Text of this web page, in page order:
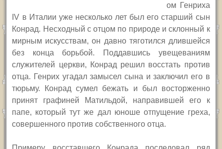
ом Генриха
IV в Италии уже несколько лет был его старший сын
Конрад. Несходный с отцом по природе и склонный к
мирным искусствам, он давно тяготился длившейся
без конца борьбой. Поддавшись увещеваниям
служителей церкви, Конрад решил восстать против
отца. Генрих угадал замысел сына и заключил его в
тюрьму. Конрад сумел бежать и был восторженно
принят графиней Матильдой, направившей его к
папе, который тут же дал юноше отпущение греха,
совершенного против собственного отца.